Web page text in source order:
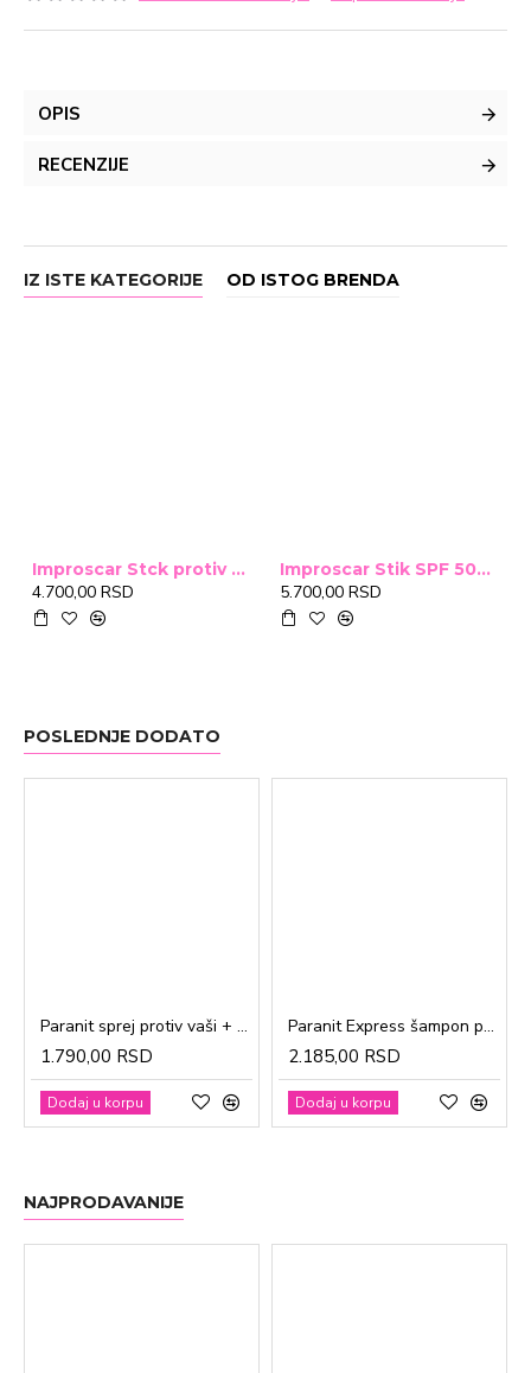
OPIS
RECENZIJE
IZ ISTE KATEGORIJE OD ISTOG BRENDA
Improscar Stck protiv ožiljaka 4,6g
4.700,00 RSD
Improscar Stik SPF 50+ Conceal 6,9g (tonirani)
5.700,00 RSD
POSLEDNJE DODATO
Paranit sprej protiv vaši + češalj 100ml
1.790,00 RSD
Dodaj u korpu
Paranit Express šampon protiv vaši + češalj 200ml
2.185,00 RSD
Dodaj u korpu
NAJPRODAVANIJE